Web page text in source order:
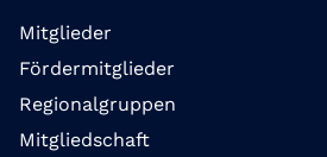
Mitglieder
Fördermitglieder
Regionalgruppen
Mitgliedschaft